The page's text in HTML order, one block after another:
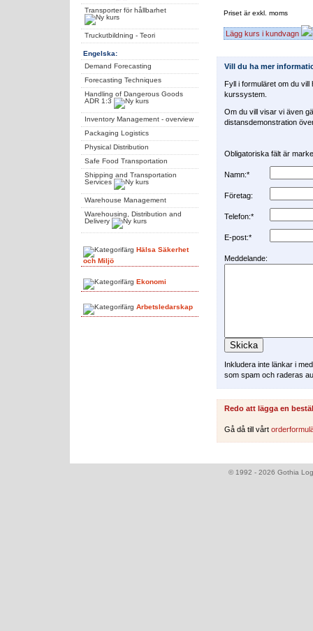
Transporter för hållbarhet
Truckutbildning - Teori
Engelska:
Demand Forecasting
Forecasting Techniques
Handling of Dangerous Goods
ADR 1:3
Inventory Management - overview
Packaging Logistics
Physical Distribution
Safe Food Transportation
Shipping and Transportation
Services
Warehouse Management
Warehousing, Distribution and
Delivery
Hälsa Säkerhet
och Miljö
Ekonomi
Arbetsledarskap
Priset är exkl. moms
Lägg kurs i kundvagn
Vill du ha mer
Fyll i formuläret om du
kurssystem.
Om du vill visar vi även
distansdemonstration
Obligatoriska fält är
Namn:*
Företag:
Telefon:*
E-post:*
Meddelande:
Inkludera inte länkar i
som spam och raderas
Redo att lägga en
Gå då till vårt
© 1992 - 2026 Gothia